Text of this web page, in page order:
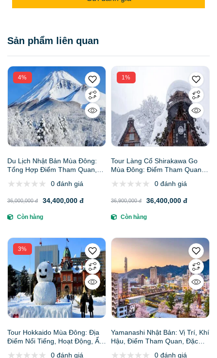
Sản phẩm liên quan
4%
Du Lịch Nhật Bản Mùa Đông:
Tổng Hợp Điểm Tham Quan,
Ý & Gợi Ý Đại Lý Uy Tín
0 đánh giá
36,000,000 đ 34,400,000 đ
Còn hàng
1%
Tour Làng Cổ Shirakawa Go
Mùa Đông: Điểm Tham Quan,
Nghiệm Và Đại Lý Uy Tín
0 đánh giá
36,900,000 đ 36,400,000 đ
Còn hàng
3%
Tour Hokkaido Mùa Đông: Địa
Điểm Nổi Tiếng, Hoạt Động, Ẩm
0 đánh giá
Yamanashi Nhật Bản: Vị Trí, Khí
Hậu, Điểm Tham Quan, Đặc
0 đánh giá